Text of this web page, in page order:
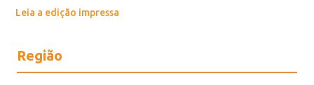
Leia a edição impressa
Região